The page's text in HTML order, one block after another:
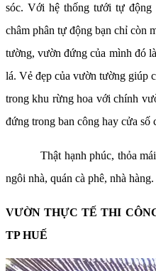
sóc. Với hệ thống tưới tự động
châm phân tự động bạn chỉ còn
tường, vườn đứng của mình đó
lá. Vẻ đẹp của vườn tường giúp
trong khu rừng hoa với chính
đứng trong ban công hay cửa số
Thật hạnh phúc, thỏa mái
ngôi nhà, quán cà phê, nhà hàng.
VƯỜN THỰC TẾ THI
TP HUẾ